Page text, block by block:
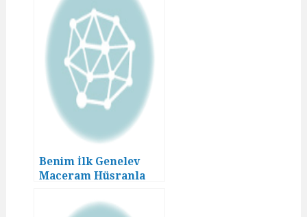
Benim İlk Genelev
Maceram Hüsranla